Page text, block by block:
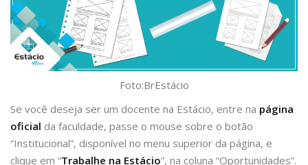
Foto:BrEstácio
Se você deseja ser um docente na Estácio, entre na página
oficial da faculdade, passe o mouse sobre o botão
“Institucional”, disponível no menu superior da página, e
clique em “Trabalhe na Estácio”, na coluna “Oportunidades”.